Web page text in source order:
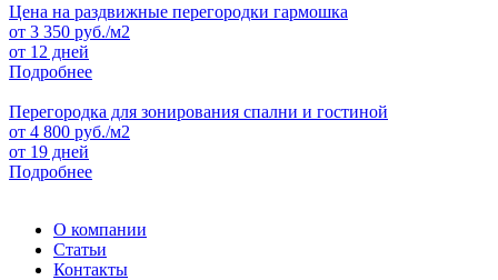
Цена на раздвижные перегородки гармошка
от 3 350 руб./м2
от 12 дней
Подробнее
Перегородка для зонирования спални и гостиной
от 4 800 руб./м2
от 19 дней
Подробнее
О компании
Статьи
Контакты